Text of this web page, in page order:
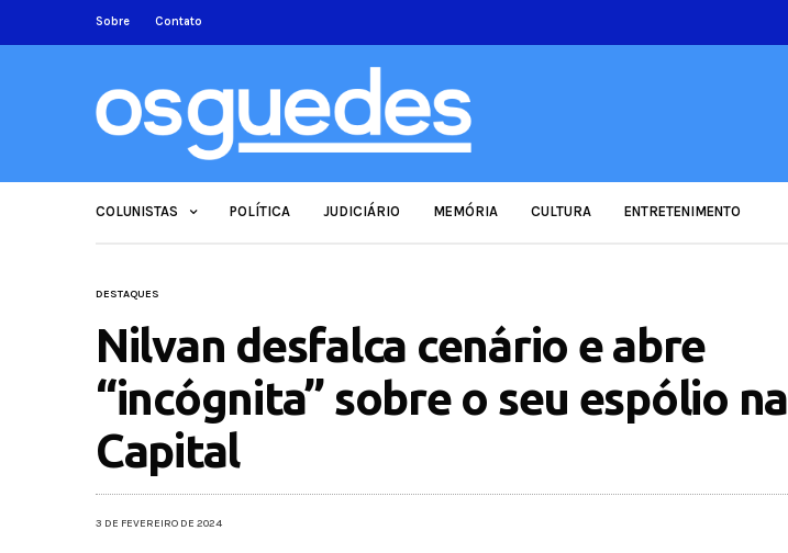
Sobre Contato
COLUNISTAS POLÍTICA JUDICIÁRIO MEMÓRIA CULTURA ENTRETENIMENTO
DESTAQUES
Nilvan desfalca cenário e abre
“incógnita” sobre o seu espólio na
Capital
3 DE FEVEREIRO DE 2024